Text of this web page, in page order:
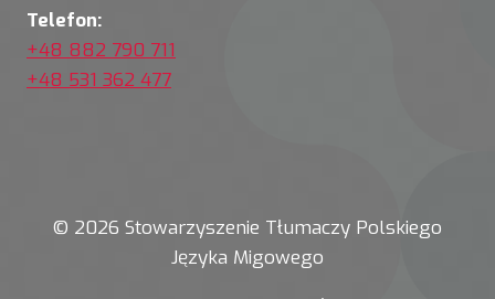
Telefon:
+48 882 790 711
+48 531 362 477
© 2026 Stowarzyszenie Tłumaczy Polskiego
Języka Migowego